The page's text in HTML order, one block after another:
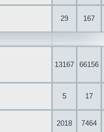
29 167
13167 66156
5 17
2018 7464